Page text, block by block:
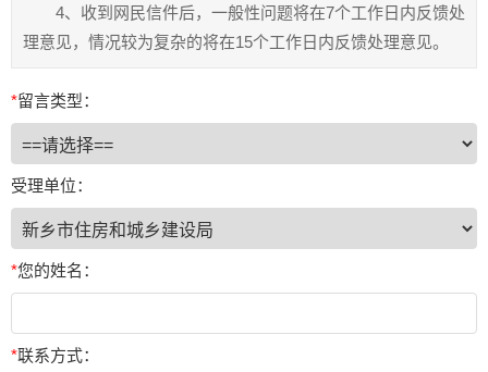
4、收到网民信件后，一般性问题将在7个工作日内反馈处
理意见，情况较为复杂的将在15个工作日内反馈处理意见。
*留言类型：
受理单位：
*您的姓名：
*联系方式：